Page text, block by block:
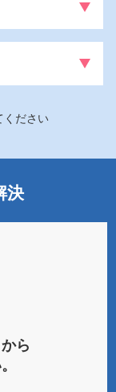
ください
決
ら